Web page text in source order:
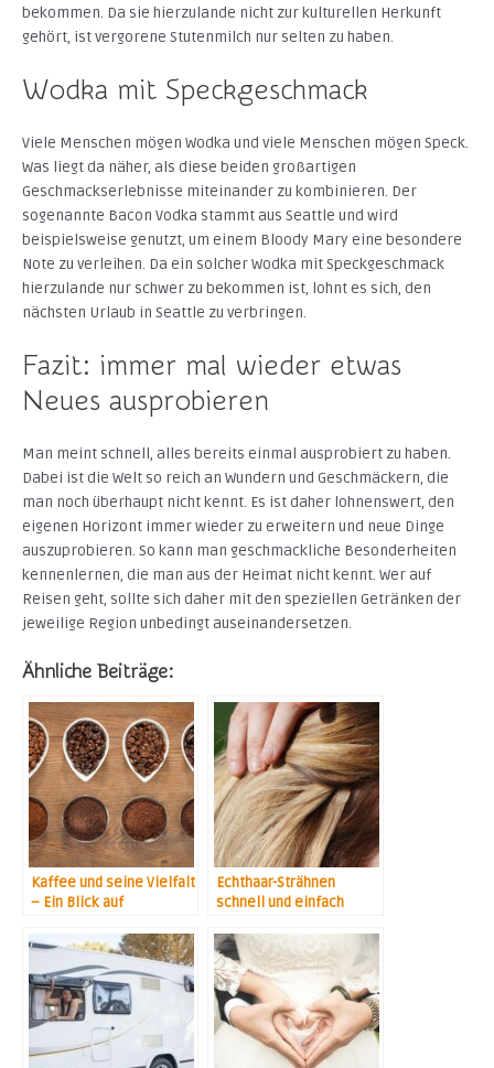
bekommen. Da sie hierzulande nicht zur kulturellen Herkunft
gehört, ist vergorene Stutenmilch nur selten zu haben.
Wodka mit Speckgeschmack
Viele Menschen mögen Wodka und viele Menschen mögen Speck.
Was liegt da näher, als diese beiden großartigen
Geschmackserlebnisse miteinander zu kombinieren. Der
sogenannte Bacon Vodka stammt aus Seattle und wird
beispielsweise genutzt, um einem Bloody Mary eine besondere
Note zu verleihen. Da ein solcher Wodka mit Speckgeschmack
hierzulande nur schwer zu bekommen ist, lohnt es sich, den
nächsten Urlaub in Seattle zu verbringen.
Fazit: immer mal wieder etwas
Neues ausprobieren
Man meint schnell, alles bereits einmal ausprobiert zu haben.
Dabei ist die Welt so reich an Wundern und Geschmäckern, die
man noch überhaupt nicht kennt. Es ist daher lohnenswert, den
eigenen Horizont immer wieder zu erweitern und neue Dinge
auszuprobieren. So kann man geschmackliche Besonderheiten
kennenlernen, die man aus der Heimat nicht kennt. Wer auf
Reisen geht, sollte sich daher mit den speziellen Getränken der
jeweilige Region unbedingt auseinandersetzen.
Ähnliche Beiträge:
Kaffee und seine Vielfalt
– Ein Blick auf
Echthaar-Strähnen
schnell und einfach